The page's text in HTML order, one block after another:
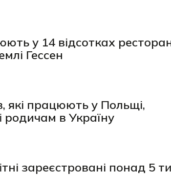
у 14 відсотках
Гессен
які працюють у Польщі,
родичам в Україну
зареєстровані понад 5